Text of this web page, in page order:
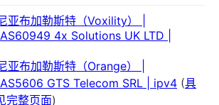
亚布加勒斯特（Voxility） |
4x Solutions UK LTD |
亚布加勒斯特（Orange） |
GTS Telecom SRL | ipv4 (具
完整页面)